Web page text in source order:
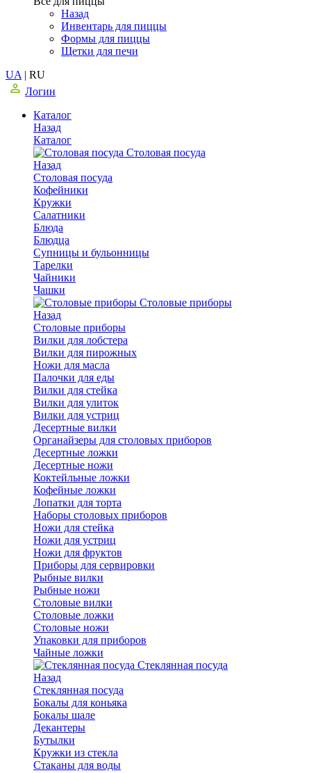
Назад
Инвентарь для пиццы
Формы для пиццы
Щетки для печи
UA | RU
Логин
Каталог
Назад
Каталог
Столовая посуда
Назад
Столовая посуда
Кофейники
Кружки
Салатники
Блюда
Блюдца
Супницы и бульонницы
Тарелки
Чайники
Чашки
Cтоловые приборы
Назад
Cтоловые приборы
Вилки для лобстера
Вилки для пирожных
Ножи для масла
Палочки для еды
Вилки для стейка
Вилки для улиток
Вилки для устриц
Десертные вилки
Органайзеры для столовых приборов
Десертные ложки
Десертные ножи
Коктейльные ложки
Кофейные ложки
Лопатки для торта
Наборы столовых приборов
Ножи для стейка
Ножи для устриц
Ножи для фруктов
Приборы для сервировки
Рыбные вилки
Рыбные ножи
Столовые вилки
Столовые ложки
Столовые ножи
Упаковки для приборов
Чайные ложки
Стеклянная посуда
Назад
Стеклянная посуда
Бокалы для коньяка
Бокалы шале
Декантеры
Бутылки
Кружки из стекла
Стаканы для воды